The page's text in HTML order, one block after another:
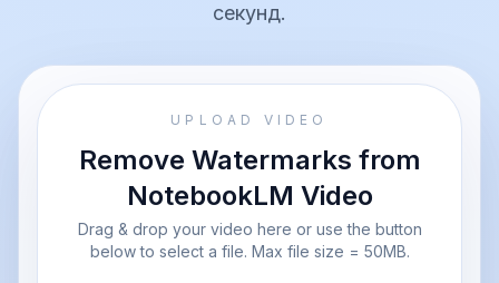
секунд.
UPLOAD VIDEO
Remove Watermarks from
NotebookLM Video
Drag & drop your video here or use the button
below to select a file. Max file size = 50MB.